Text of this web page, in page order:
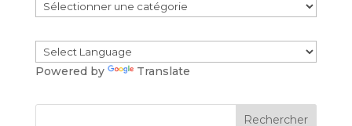
Catégories
Powered by Translate